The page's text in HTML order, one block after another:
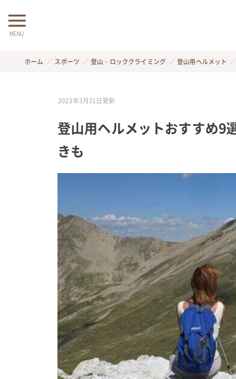
MENU
ホーム スポーツ 登山・ロッククライミング 登山用ヘルメット
2023年3月31日 更新
登山用ヘルメットおすすめ9
きも